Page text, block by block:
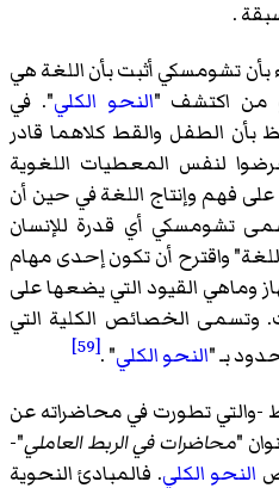
.
بأن تشومسكي أثبت بأن اللغة هي
من اكتشف "النحو الكلي". في
الطفل والقط كلاهما قادر
لنفس المعطيات اللغوية
فهم وإنتاج اللغة في حين أن
تشومسكي أي قدرة للإنسان
واقترح أن تكون إحدى مهام
وماهي القيود التي يضعها على
الخصائص الكلية التي
بـ "النحو الكلي" .
[59]
-والتي تطورت في محاضراته عن
محاضرات في الربط العاملي"-
النحو الكلي. فالمبادئ النحوية